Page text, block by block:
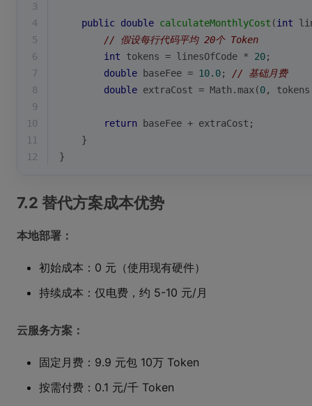
3
4
public double calculateMonthlyCost (int
5
// 假设每行代码平均 20个 Token
6
int tokens = linesOfCode * 20;
7
double baseFee = 10.0; // 基础月费
8
double extraCost = Math.max(0,
9
10
return baseFee + extraCost;
11
    }
12
}
7.2 替代方案成本优势
本地部署：
初始成本：0 元（使用现有硬件）
持续成本：仅电费，约 5-10 元/月
云服务方案：
固定月费：9.9 元包 10万 Token
按需付费：0.1 元/千 Token